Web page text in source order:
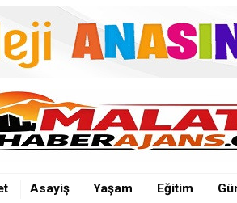
Asayiş Yaşam Eğitim
Düştü
Çarptı
Düştü